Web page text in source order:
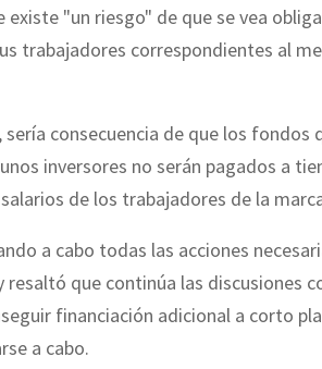
"un riesgo" de que se vea
trabajadores correspondientes al
consecuencia de que los fondos
inversores no serán pagados a
de los trabajadores de la
a cabo todas las acciones
que continúa las discusiones
financiación adicional a corto
a cabo.